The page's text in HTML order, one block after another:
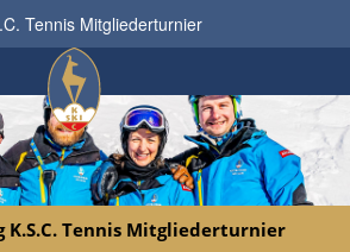
Tennis Mitgliederturnier
Tennis Mitgliederturnier